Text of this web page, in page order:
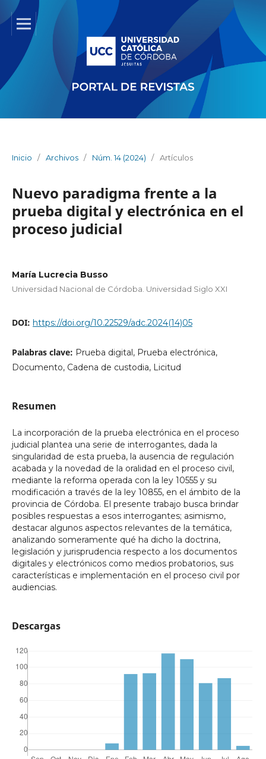
Inicio / Archivos / Núm. 14 (2024) / Artículos
Nuevo paradigma frente a la
prueba digital y electrónica en el
proceso judicial
María Lucrecia Busso
Universidad Nacional de Córdoba. Universidad Siglo XXI
DOI: https://doi.org/10.22529/adc.2024(14)05
Palabras clave: Prueba digital, Prueba electrónica,
Documento, Cadena de custodia, Licitud
Resumen
La incorporación de la prueba electrónica en el proceso
judicial plantea una serie de interrogantes, dada la
singularidad de esta prueba, la ausencia de regulación
acabada y la novedad de la oralidad en el proceso civil,
mediante la reforma operada con la ley 10555 y su
modificación a través de la ley 10855, en el ámbito de la
provincia de Córdoba. El presente trabajo busca brindar
posibles respuestas a esos interrogantes; asimismo,
destacar algunos aspectos relevantes de la temática,
analizando someramente qué ha dicho la doctrina,
legislación y jurisprudencia respecto a los documentos
digitales y electrónicos como medios probatorios, sus
características e implementación en el proceso civil por
audiencias.
Descargas